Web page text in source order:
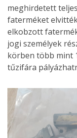
meghirdetett
faterméket
elkobzott
jogi személyek
körben több mint
tűzifára